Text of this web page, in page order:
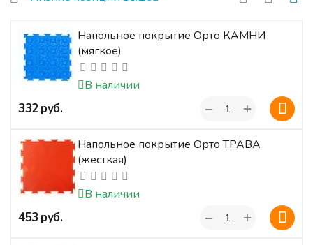
Напольное покрытие Орто КАМНИ
(мягкое)
В наличии
‍332‍руб. +
−
Напольное покрытие Орто ТРАВА
(жесткая)
В наличии
‍453‍руб. +
−